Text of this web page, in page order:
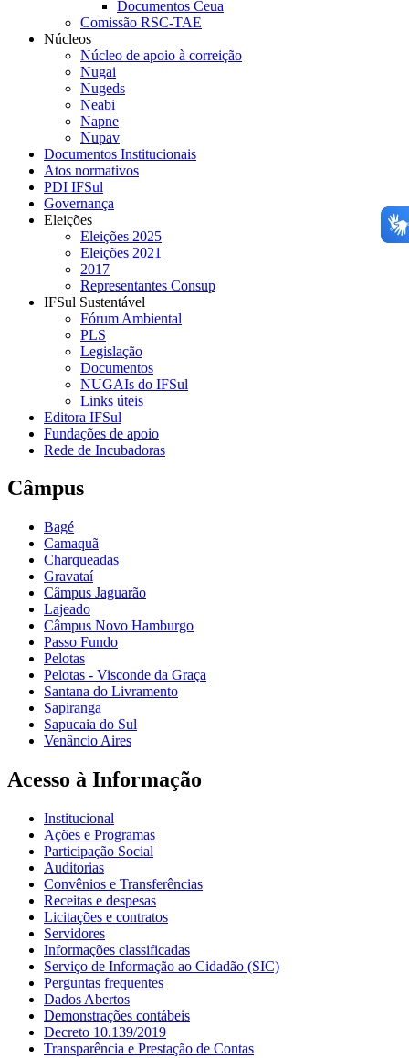
Documentos Ceua
Comissão RSC-TAE
Núcleos
Núcleo de apoio à correição
Nugai
Nugeds
Neabi
Napne
Nupav
Documentos Institucionais
Atos normativos
PDI IFSul
Governança
Eleições
Eleições 2025
Eleições 2021
2017
Representantes Consup
IFSul Sustentável
Fórum Ambiental
PLS
Legislação
Documentos
NUGAIs do IFSul
Links úteis
Editora IFSul
Fundações de apoio
Rede de Incubadoras
Câmpus
Bagé
Camaquã
Charqueadas
Gravataí
Câmpus Jaguarão
Lajeado
Câmpus Novo Hamburgo
Passo Fundo
Pelotas
Pelotas - Visconde da Graça
Santana do Livramento
Sapiranga
Sapucaia do Sul
Venâncio Aires
Acesso à Informação
Institucional
Ações e Programas
Participação Social
Auditorias
Convênios e Transferências
Receitas e despesas
Licitações e contratos
Servidores
Informações classificadas
Serviço de Informação ao Cidadão (SIC)
Perguntas frequentes
Dados Abertos
Demonstrações contábeis
Decreto 10.139/2019
Transparência e Prestação de Contas